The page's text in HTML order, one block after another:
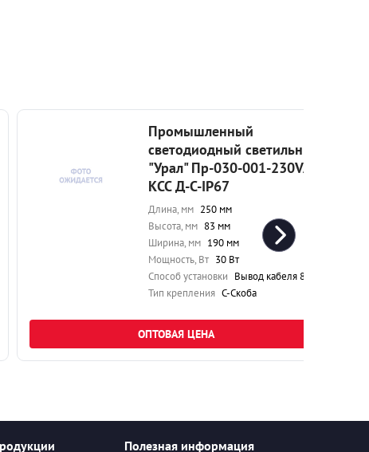
Промышленный
светодиодный светильник
"Урал" Пр-030-001-230VAC-
КСС Д-С-IP67
Длина, мм 250 мм
Высота, мм 83 мм
Ширина, мм 190 мм
Мощность, Вт 30 Вт
Способ установки Вывод кабеля 80 см
Тип крепления С-Скоба
ОПТОВАЯ ЦЕНА
Полезная информация